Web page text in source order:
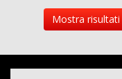
Mostra risultati